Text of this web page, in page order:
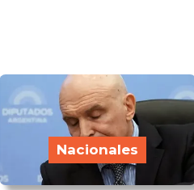
Nacionales